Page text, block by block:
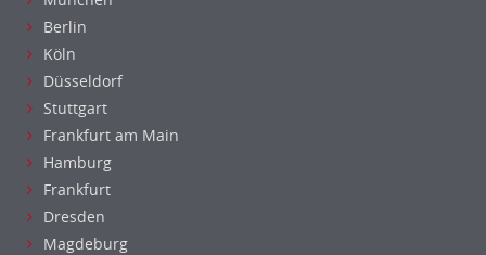
Berlin
Köln
Düsseldorf
Stuttgart
Frankfurt am Main
Hamburg
Frankfurt
Dresden
Magdeburg